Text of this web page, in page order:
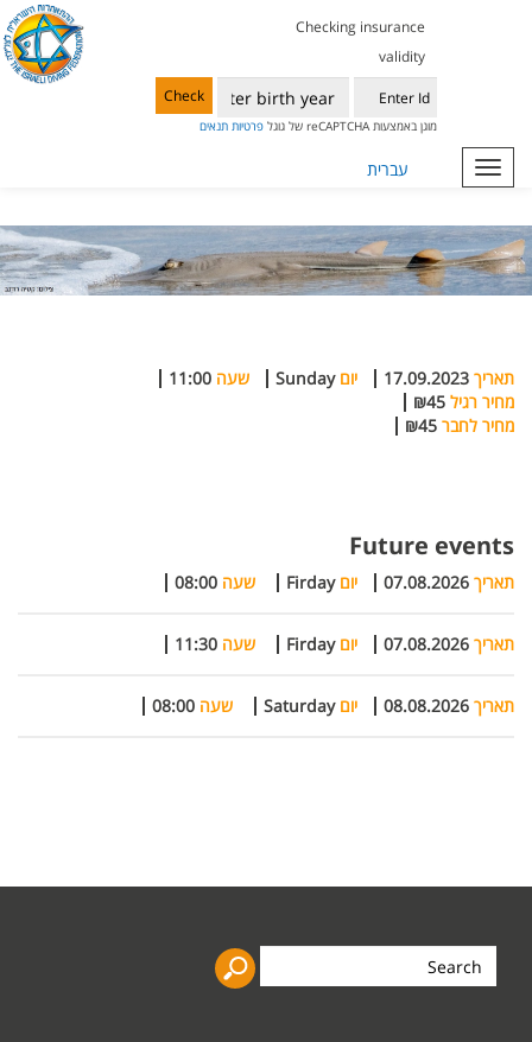
Checking insurance
validity
Check
מוגן באמצעות reCAPTCHA של גוגל פרטיות תנאים
Toggle
navigation
עברית
תאריך 17.09.2023 יוםSunday שעה 11:00
מחיר רגיל ₪45
מחיר לחבר ₪45
Future events
תאריך 07.08.2026 יוםFirday שעה 08:00
תאריך 07.08.2026 יוםFirday שעה 11:30
תאריך 08.08.2026 יוםSaturday שעה 08:00
Search